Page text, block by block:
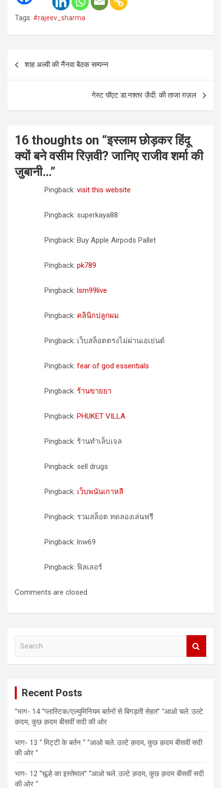
Tags: #rajeev_sharma
शाह अल्वी की नैंनवा बैठक सम्पन्न
गेस्ट पॉएट डा.नश्तर ज़ैदी. की ताजा ग़ज़ल
16 thoughts on “इस्लाम छोड़कर हिंदू
क्यों बने वसीम रिज़वी? जानिए राजीव शर्मा की
जुबानी…”
Pingback: visit this website
Pingback: superkaya88
Pingback: Buy Apple Airpods Pallet
Pingback: pk789
Pingback: lsm99live
Pingback: คลินิกปลูกผม
Pingback: เว็บสล็อตตรงไม่ผ่านเอเย่นต์
Pingback: fear of god essentials
Pingback: ร้านขายยา
Pingback: PHUKET VILLA
Pingback: ร้านทำเล็บเจล
Pingback: sell drugs
Pingback: เว็บพนันเกาหลี
Pingback: รวมสล็อต ทดลองเล่นฟรี
Pingback: lnw69
Pingback: ฟิลเลอร์
Comments are closed.
Recent Posts
“भाग- 14 “प्लास्टिक/एल्युमिनियम बर्तनों से बिगड़ती सेहत” “आओ चले..उल्टे
क़दम, कुछ क़दम बीसवीं सदी की ओर
भाग- 13 “ मिट्टी के बर्तन “ “आओ चले..उल्टे क़दम, कुछ क़दम बीसवीं सदी
की ओर “
भाग- 12 “चूल्हे का इस्तेमाल” “आओ चले..उल्टे क़दम, कुछ क़दम बीसवीं सदी
की ओर “